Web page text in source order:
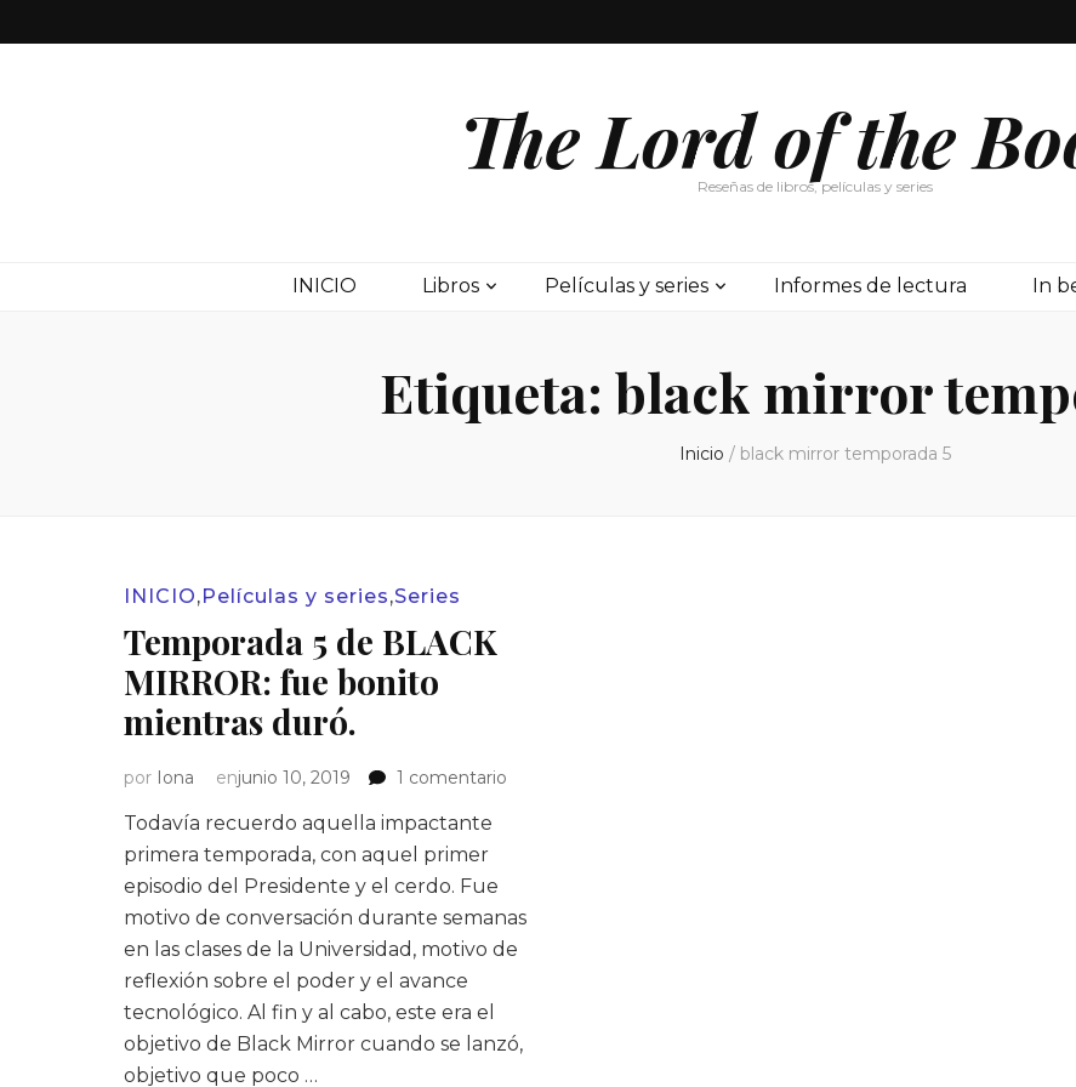
The Lord of the
Reseñas de libros, películas y series
INICIO Libros Películas y series Informes de lectura In
Etiqueta: black mirror
Inicio / black mirror temporada 5
INICIO,Películas y series,Series
Temporada 5 de BLACK
MIRROR: fue bonito
mientras duró.
por Iona enjunio 10, 2019 1 comentario
fue
bonito
Todavía recuerdo aquella impactante
primera temporada, con aquel primer
episodio del Presidente y el cerdo. Fue
motivo de conversación durante semanas
en las clases de la Universidad, motivo de
reflexión sobre el poder y el avance
tecnológico. Al fin y al cabo, este era el
objetivo de Black Mirror cuando se lanzó,
objetivo que poco …